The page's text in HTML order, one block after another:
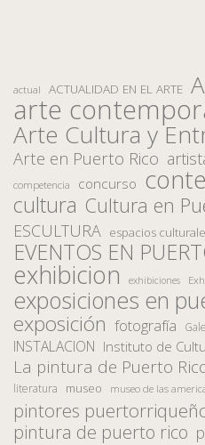
actual ACTUALIDAD EN EL ARTE
arte
Arte Cultura y
Arte en Puerto Rico
competencia concurso
cultura Cultura en
ESCULTURA espacios
EVENTOS EN
exhibicion exhibiciones
exposiciones en
exposición fotografía
INSTALACION Instituto de
La pintura de Puerto
literatura museo museo de las
pintores
pintura de puerto rico